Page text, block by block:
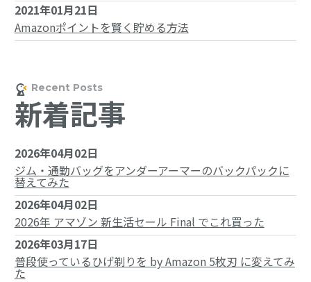
2021年01月21日
Amazonポイントを賢く貯める方法
新着記事
2026年04月02日
ジム・通勤バッグをアンダーアーマーのバックパックに
替えてみた
2026年04月02日
2026年 アマゾン 新生活セール Final でこれ買った
2026年03月17日
普段使っているひげ剃りを by Amazon 5枚刃 に変えてみ
た